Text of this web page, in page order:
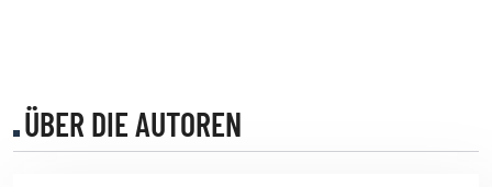
ÜBER DIE AUTOREN